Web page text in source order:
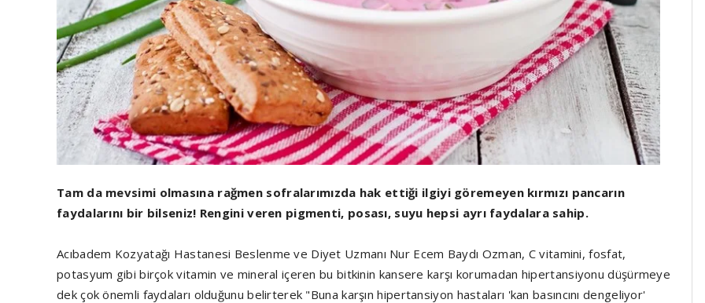
Tam da mevsimi olmasına rağmen sofralarımızda hak ettiği ilgiyi göremeyen kırmızı pancarın
faydalarını bir bilseniz! Rengini veren pigmenti, posası, suyu hepsi ayrı faydalara sahip.
Acıbadem Kozyatağı Hastanesi Beslenme ve Diyet Uzmanı Nur Ecem Baydı Ozman, C vitamini, fosfat,
potasyum gibi birçok vitamin ve mineral içeren bu bitkinin kansere karşı korumadan hipertansiyonu düşürmeye
dek çok önemli faydaları olduğunu belirterek "Buna karşın hipertansiyon hastaları 'kan basıncını dengeliyor'